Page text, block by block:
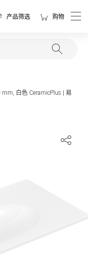
产品筛选 购物
白色 CeramicPlus | 易